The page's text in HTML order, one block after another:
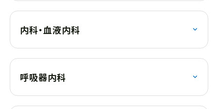
内科・血液内科
呼吸器内科